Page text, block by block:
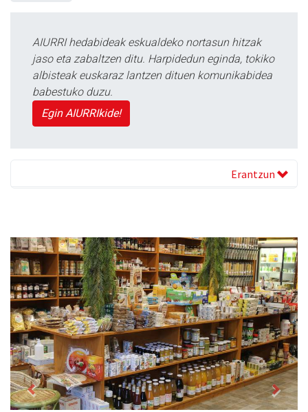
AIURRI hedabideak eskualdeko nortasun hitzak
jaso eta zabaltzen ditu. Harpidedun eginda, tokiko
albisteak euskaraz lantzen dituen komunikabidea
babestuko duzu.
Egin AIURRIkide!
Erantzun
Previous Next